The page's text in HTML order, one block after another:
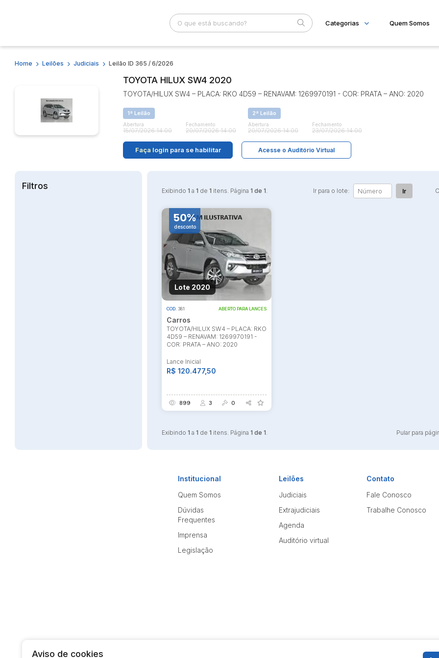
Busca por palavra-chave Categoria
Bairro
Categorias
Terreno
Quem Somos
Fale Conosco
Home Leilões Judiciais Leilão ID 365 / 6/2026
TOYOTA HILUX SW4 2020
TOYOTA/HILUX SW4 – PLACA: RKO 4D59 – RENAVAM: 1269970191 - COR: PRATA – ANO: 2020
1ª Leilão
Abertura
15/07/2026 14:00
Fechamento
20/07/2026 14:00
2ª Leilão
Abertura
20/07/2026 14:00
Fechamento
23/07/2026 14:00
Faça login para se habilitar Acesse o Auditório Virtual
Habilite-se para efetuar lances ou propostas
Filtros Exibindo 1 a 1 de 1 itens. Página 1 de 1. Ir para o lote: Ir
50%
desconto
Lote 2020
COD. 381 ABERTO PARA LANCES
Carros
TOYOTA/HILUX SW4 – PLACA: RKO
4D59 – RENAVAM: 1269970191 -
COR: PRATA – ANO: 2020
Lance Inicial
R$ 120.477,50
899 3 0
Exibindo 1 a 1 de 1 itens. Página 1 de 1. Pular para
Institucional
Quem Somos
Dúvidas
Frequentes
Imprensa
Legislação
Leilões
Judiciais
Extrajudiciais
Agenda
Auditório virtual
Contato
Fale Conosco
Trabalhe Conosco
Aviso de cookies